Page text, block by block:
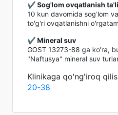
✔️ Sog'lom ovqatlanish
10 kun davomida sog'lom
to'g'ri ovqatlanishni
✔️ Mineral suv
GOST 13273-88 ga ko'ra,
"Naftusya" mineral suv
Klinikaga qo'ng'iroq
20-38